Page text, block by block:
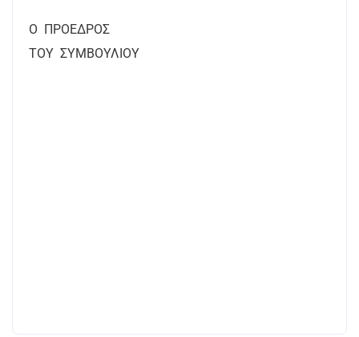
Ο ΠΡΟΕΔΡΟΣ
ΤΟΥ ΣΥΜΒΟΥΛΙΟΥ